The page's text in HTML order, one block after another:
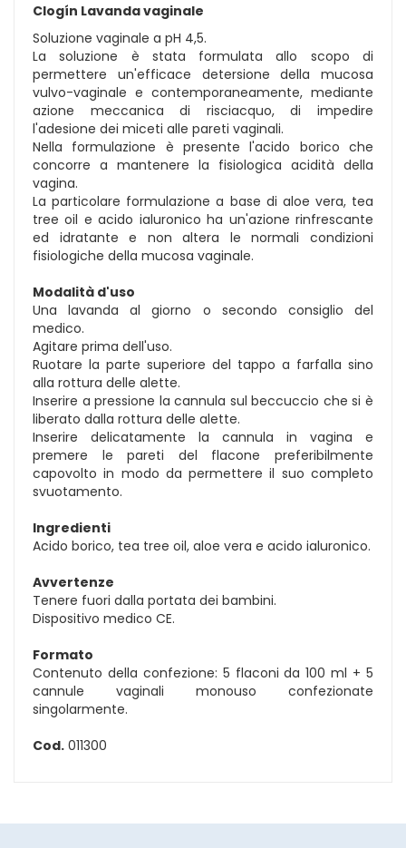
Clogín Lavanda vaginale
Soluzione vaginale a pH 4,5.
La soluzione è stata formulata allo scopo di
permettere un'efficace detersione della mucosa
vulvo-vaginale e contemporaneamente, mediante
azione meccanica di risciacquo, di impedire
l'adesione dei miceti alle pareti vaginali.
Nella formulazione è presente l'acido borico che
concorre a mantenere la fisiologica acidità della
vagina.
La particolare formulazione a base di aloe vera, tea
tree oil e acido ialuronico ha un'azione rinfrescante
ed idratante e non altera le normali condizioni
fisiologiche della mucosa vaginale.
Modalità d'uso
Una lavanda al giorno o secondo consiglio del
medico.
Agitare prima dell'uso.
Ruotare la parte superiore del tappo a farfalla sino
alla rottura delle alette.
Inserire a pressione la cannula sul beccuccio che si è
liberato dalla rottura delle alette.
Inserire delicatamente la cannula in vagina e
premere le pareti del flacone preferibilmente
capovolto in modo da permettere il suo completo
svuotamento.
Ingredienti
Acido borico, tea tree oil, aloe vera e acido ialuronico.
Avvertenze
Tenere fuori dalla portata dei bambini.
Dispositivo medico CE.
Formato
Contenuto della confezione: 5 flaconi da 100 ml + 5
cannule vaginali monouso confezionate
singolarmente.
Cod. 011300